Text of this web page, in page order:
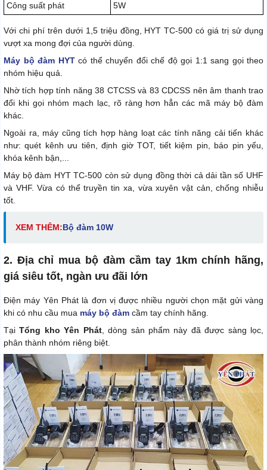
Công suất phát
5W
Với chi phí trên dưới 1,5 triệu đồng, HYT TC-500 có giá trị sử dụng
vượt xa mong đợi của người dùng.
Máy bộ đàm HYTcó thể chuyển đổi chế độ gọi 1:1 sang gọi theo
nhóm hiệu quả.
Nhờ tích hợp tính năng 38 CTCSS và 83 CDCSS nên âm thanh trao
đổi khi gọi nhóm mạch lạc, rõ ràng hơn hẳn các mã máy bộ đàm
khác.
Ngoài ra, máy cũng tích hợp hàng loạt các tính năng cải tiến khác
như: quét kênh ưu tiên, định giờ TOT, tiết kiệm pin, báo pin yếu,
khóa kênh bận,...
Máy bộ đàm HYT TC-500 còn sử dụng đồng thời cả dải tần số UHF
và VHF. Vừa có thể truyền tin xa, vừa xuyên vật cản, chống nhiễu
tốt.
XEM THÊM:Bộ đàm 10W
2. Địa chỉ mua bộ đàm cầm tay 1km chính hãng,
giá siêu tốt, ngàn ưu đãi lớn
Điện máy Yên Phát là đơn vị được nhiều người chọn mặt gửi vàng
khi có nhu cầu mua máy bộ đàm cầm tay chính hãng.
TạiTổng kho Yên Phát, dòng sản phẩm này đã được sàng lọc,
phân thành nhóm riêng biệt.